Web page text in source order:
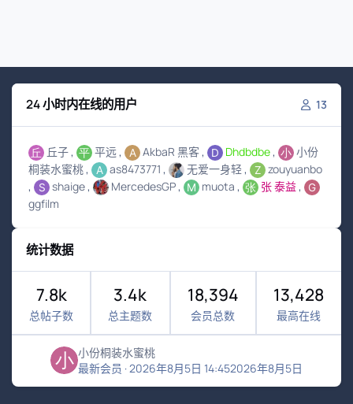
24 小时内在线的用户 13
丘子 平远 AkbaR 黑客 Dhdbdbe
小份
桐装水蜜桃
as8473771 无爱一身轻
zouyuanbo
shaige
MercedesGP muota
张 泰益
ggfilm
统计数据
7.8k
总帖子数
3.4k
总主题数
18,394
会员总数
13,428
最高在线
小份桐装水蜜桃
最新会员 ·2026年8月5日 14:452026年8月5日